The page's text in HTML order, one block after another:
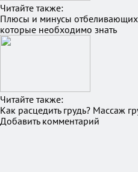
Читайте также:
Плюсы и минусы отбеливающих
которые необходимо знать
Читайте также:
Как расцедить грудь? Массаж
Добавить комментарий